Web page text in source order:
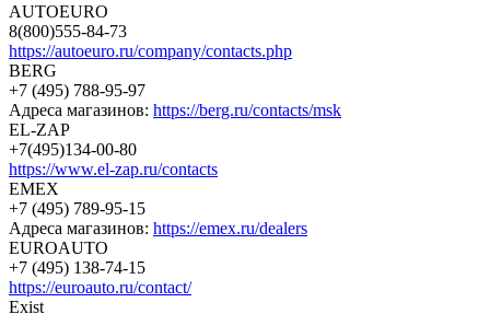
AUTOEURO
8(800)555-84-73
https://autoeuro.ru/company/contacts.php
BERG
+7 (495) 788-95-97
Адреса магазинов: https://berg.ru/contacts/msk
EL-ZAP
+7(495)134-00-80
https://www.el-zap.ru/contacts
EMEX
+7 (495) 789-95-15
Адреса магазинов: https://emex.ru/dealers
EUROAUTO
+7 (495) 138-74-15
https://euroauto.ru/contact/
Exist